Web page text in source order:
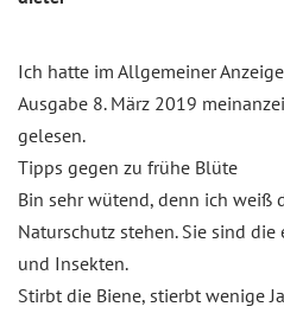
Ich hatte im Allgemeiner
Ausgabe 8. März 2019
gelesen.
Tipps gegen zu frühe Blüte
Bin sehr wütend, denn ich weiß
Naturschutz stehen. Sie sind
und Insekten.
Stirbt die Biene, stierbt wenige